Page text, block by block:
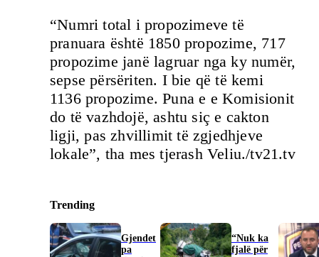
“Numri total i propozimeve të
pranuara është 1850 propozime, 717
propozime janë lagruar nga ky numër,
sepse përsëriten. I bie që të kemi
1136 propozime. Puna e e Komisionit
do të vazhdojë, ashtu siç e cakton
ligji, pas zhvillimit të zgjedhjeve
lokale”, tha mes tjerash Veliu./tv21.tv
Trending
Gjendet
pa
“Nuk ka
fjalë për